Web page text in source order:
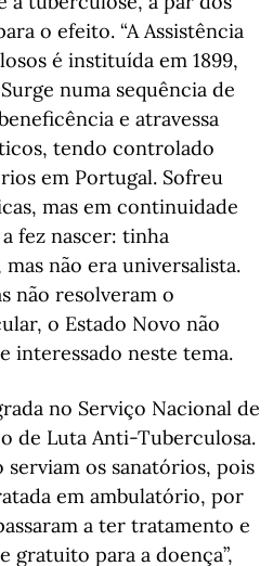
o efeito. “A Assistência
é instituída em 1899,
numa sequência de
e atravessa
tendo controlado
em Portugal. Sofreu
mas em continuidade
fez nascer: tinha
não era universalista.
não resolveram o
o Estado Novo não
interessado neste tema.
no Serviço Nacional de
de Luta Anti-Tuberculosa.
serviam os sanatórios, pois
em ambulatório, por
a ter tratamento e
gratuito para a doença”,